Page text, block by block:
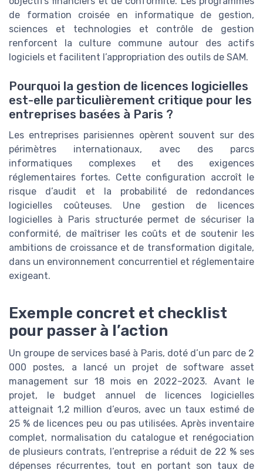
de formation croisée en informatique de gestion,
sciences et technologies et contrôle de gestion
renforcent la culture commune autour des actifs
logiciels et facilitent l’appropriation des outils de SAM.
Pourquoi la gestion de licences logicielles
est-elle particulièrement critique pour les
entreprises basées à Paris ?
Les entreprises parisiennes opèrent souvent sur des
périmètres internationaux, avec des parcs
informatiques complexes et des exigences
réglementaires fortes. Cette configuration accroît le
risque d’audit et la probabilité de redondances
logicielles coûteuses. Une gestion de licences
logicielles à Paris structurée permet de sécuriser la
conformité, de maîtriser les coûts et de soutenir les
ambitions de croissance et de transformation digitale,
dans un environnement concurrentiel et réglementaire
exigeant.
Exemple concret et checklist
pour passer à l’action
Un groupe de services basé à Paris, doté d’un parc de 2
000 postes, a lancé un projet de software asset
management sur 18 mois en 2022–2023. Avant le
projet, le budget annuel de licences logicielles
atteignait 1,2 million d’euros, avec un taux estimé de
25 % de licences peu ou pas utilisées. Après inventaire
complet, normalisation du catalogue et renégociation
de plusieurs contrats, l’entreprise a réduit de 22 % ses
dépenses récurrentes, tout en portant son taux de